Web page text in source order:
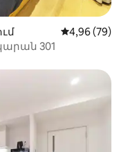
Միջին
4,96 (79)
301